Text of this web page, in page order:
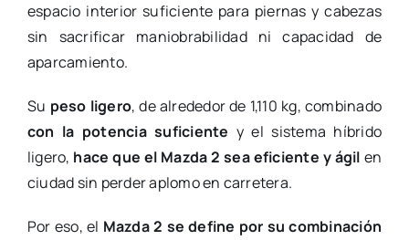
espacio interior suficiente para piernas y cabezas
sin sacrificar maniobrabilidad ni capacidad de
aparcamiento.
Su peso ligero, de alrededor de 1,110 kg, combinado
con la potencia suficiente y el sistema híbrido
ligero, hace que el Mazda 2 sea eficiente y ágil en
ciudad sin perder aplomo en carretera.
Por eso, el Mazda 2 se define por su combinación